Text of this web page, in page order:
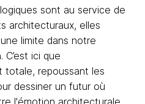
sont au service de
architecturaux, elles
limite dans notre
C’est ici que
totale, repoussant les
dessiner un futur où